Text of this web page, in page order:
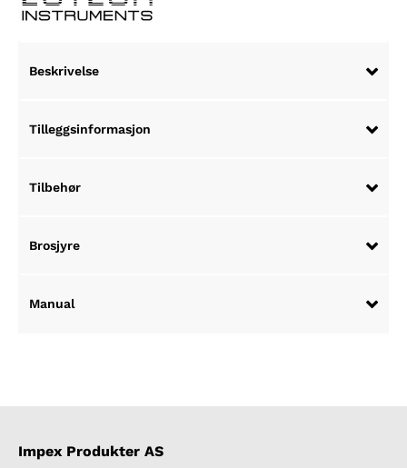
antall
Beskrivelse
Tilleggsinformasjon
Tilbehør
Brosjyre
Manual
Impex Produkter AS